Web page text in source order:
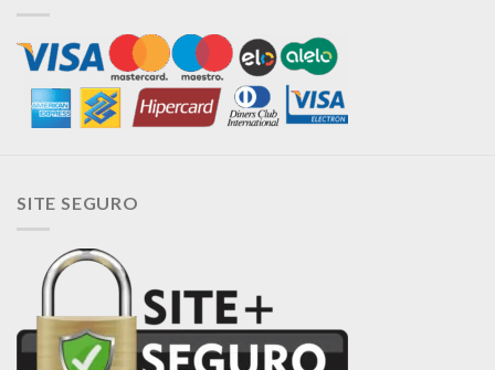
SITE SEGURO